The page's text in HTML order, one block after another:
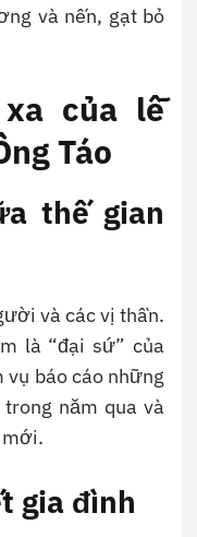
và nến, gạt bỏ
của lễ
Táo
thế gian
và các vị thần.
là “đại sứ” của
báo cáo những
năm qua và
mới.
gia đình